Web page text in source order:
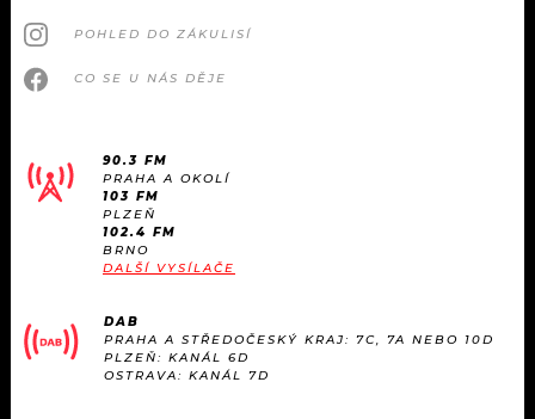
POHLED DO ZÁKULISÍ
CO SE U NÁS DĚJE
90.3 FM
PRAHA A OKOLÍ
103 FM
PLZEŇ
102.4 FM
BRNO
DALŠÍ VYSÍLAČE
DAB
PRAHA A STŘEDOČESKÝ KRAJ: 7C, 7A NEBO 10D
PLZEŇ: KANÁL 6D
OSTRAVA: KANÁL 7D